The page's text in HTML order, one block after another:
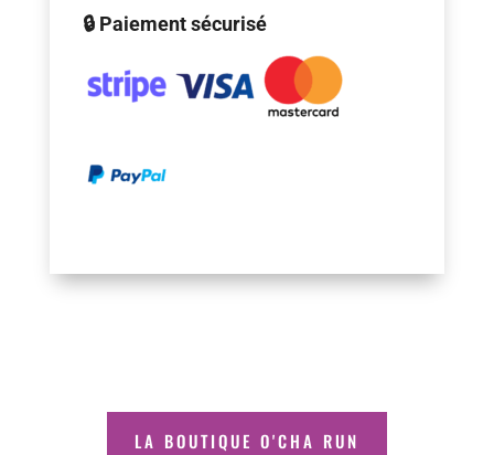
🔒 Paiement sécurisé
LA BOUTIQUE O'CHA RUN